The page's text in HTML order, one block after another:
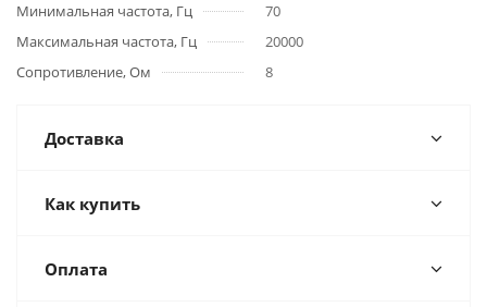
Минимальная частота, Гц
70
Максимальная частота, Гц
20000
Сопротивление, Ом
8
Доставка
Как купить
Оплата